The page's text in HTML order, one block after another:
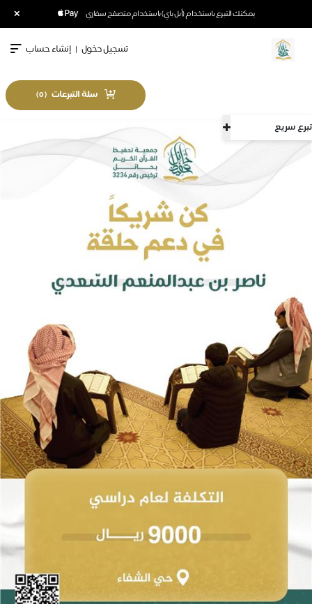
يمكنك التبرع باستخدام (أبل باي) باستخدام متصفح سفاري ×
تبرع سريع
تسجيل دخول | إنشاء حساب
سلة التبرعات (
0
)